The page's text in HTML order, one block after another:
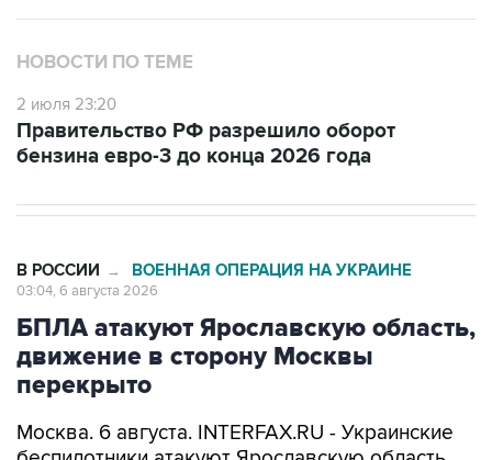
НОВОСТИ ПО ТЕМЕ
2 июля 23:20
Правительство РФ разрешило оборот
бензина евро-3 до конца 2026 года
В РОССИИ → ВОЕННАЯ ОПЕРАЦИЯ НА УКРАИНЕ
03:04, 6 августа 2026
БПЛА атакуют Ярославскую область,
движение в сторону Москвы
перекрыто
Москва. 6 августа. INTERFAX.RU - Украинские